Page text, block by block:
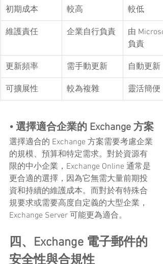
初期成本 較高 較低
維護責任 企業自行負責
由
負責
更新頻率 需手動更新 自動更新
可擴展性 較為複雜 靈活簡便
• 選擇適合企業的 Exchange 方案
選擇適合的 Exchange 方案需要考慮企業
的規模、預算和特定需求。對於資源有
限的中小企業，Exchange Online 通常是
更合適的選擇，因為它無需大量前期投
資和持續的維護成本。而對於有特殊合
規要求或需要高度自定義的大型企業，
Exchange Server 可能更為適合。
四、Exchange 電子郵件的
安全性與合規性